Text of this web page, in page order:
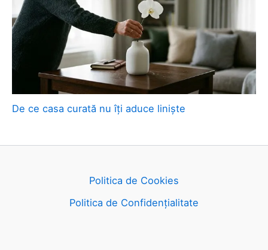
De ce casa curată nu îți aduce liniște
Politica de Cookies
Politica de Confidențialitate